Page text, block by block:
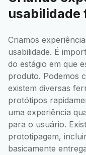
usabilidade
Criamos
usabilidade. É
do estágio em que
produto. Podemos
existem diversas
protótipos
uma experiência
para o usuário.
prototipagem,
basicamente